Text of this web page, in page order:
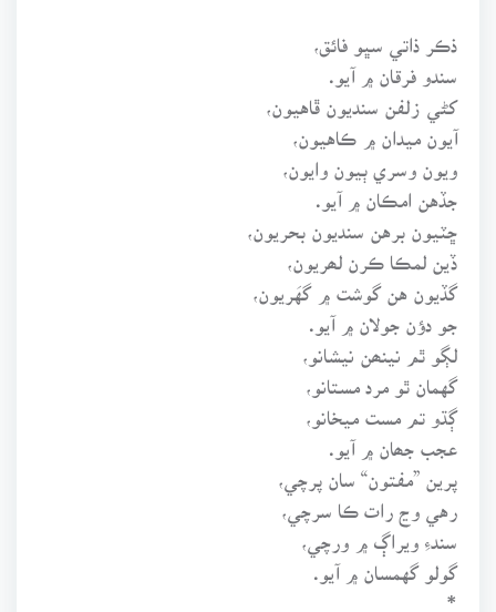
ذڪر ذاتي سڀو فائق،
سندو فرقان ۾ آيو.
کڻي زلفن سنديون ڦاهيون،
آيون ميدان ۾ ڪاهيون،
ويون وسري ٻيون وايون،
جڏهن امڪان ۾ آيو.
ڏين لمڪا ڪرن لھريون،
گڏيون هن گوشت ۾ گهَريون،
جو دؤن جولان ۾ آيو.
لڳو ٿم نينھن نيشانو،
گهمان ٿو مرد مستانو،
ڳڌو تم مست ميخانو،
عجب جھان ۾ آيو.
پرين ”مفتون“ سان پرچي،
رهي وڃ رات ڪا سرچي،
سندءِ ويراڳ ۾ ورچي،
گولو گهمسان ۾ آيو.
*